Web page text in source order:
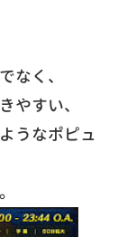
なく、
やすい、
うなポピュ